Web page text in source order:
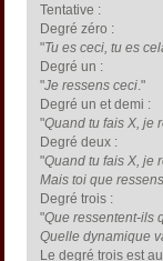
Tentative :
Degré zéro :
"Tu es ceci, tu es
Degré un :
"Je ressens ceci ."
Degré un et demi :
"Quand tu fais X, je
Degré deux :
"Quand tu fais X, je
Mais toi que
Degré trois :
"Que ressentent-ils
Quelle dynamique
Le degré trois est